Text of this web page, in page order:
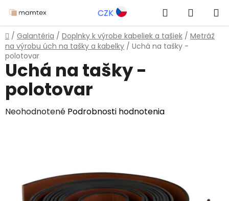
na
obsah
CZK Hľadať
KOŠÍK
Domov
/ Galantéria / Doplnky k výrobe kabeliek a tašiek / Metráž
na výrobu úch na tašky a kabelky / Uchá na tašky -
polotovar
Uchá na tašky -
polotovar
Priemerné
Neohodnotené Podrobnosti hodnotenia